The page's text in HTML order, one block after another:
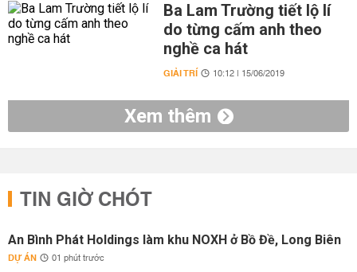
Ba Lam Trường tiết lộ lí
do từng cấm anh theo
nghề ca hát
GIẢI TRÍ 10:12 | 15/06/2019
Xem thêm
TIN GIỜ CHÓT
An Bình Phát Holdings làm khu NOXH ở Bồ Đề, Long Biên
DỰ ÁN 01 phút trước